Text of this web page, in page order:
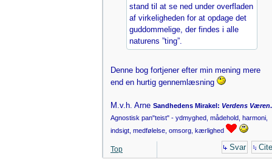
stand til at se ned under overfladen
af virkeligheden for at opdage det
guddommelige, der findes i alle
naturens ”ting”.
Denne bog fortjener efter min mening mere
end en hurtig gennemlæsning
M.v.h. Arne Sandhedens Mirakel: Verdens Væren.
Agnostisk pan"teist" - ydmyghed, mådehold, harmoni,
indsigt, medfølelse, omsorg, kærlighed
Top Svar